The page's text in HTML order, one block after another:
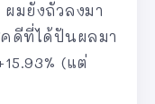
ผมยังถัวลงมา
คดีที่ได้ปันผลมา
(แต่